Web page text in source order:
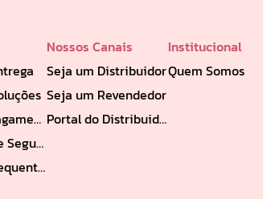
Formas de Pagamento
Privacidade e Segurança
Perguntas Frequentes
Nossos Canais
Seja um Distribuidor
Seja um Revendedor
Portal do Distribuidor
Institucional
Quem Somos